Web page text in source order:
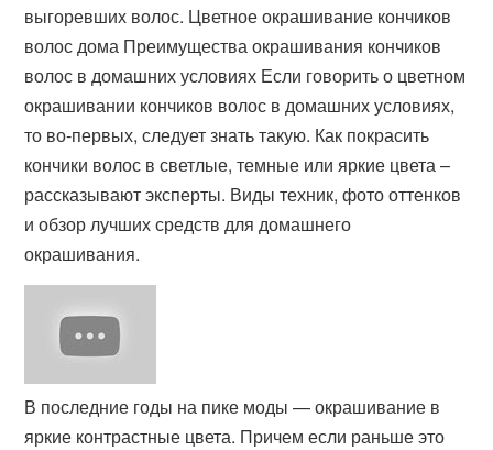
выгоревших волос. Цветное окрашивание кончиков
волос дома Преимущества окрашивания кончиков
волос в домашних условиях Если говорить о цветном
окрашивании кончиков волос в домашних условиях,
то во-первых, следует знать такую. Как покрасить
кончики волос в светлые, темные или яркие цвета –
рассказывают эксперты. Виды техник, фото оттенков
и обзор лучших средств для домашнего
окрашивания.
В последние годы на пике моды — окрашивание в
яркие контрастные цвета. Причем если раньше это